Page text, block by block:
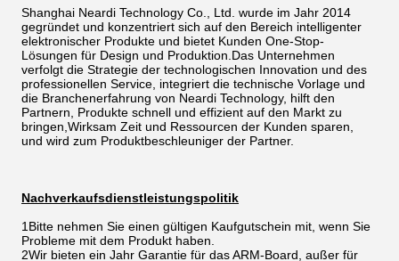
Shanghai Neardi Technology Co., Ltd. wurde im Jahr 2014
gegründet und konzentriert sich auf den Bereich intelligenter
elektronischer Produkte und bietet Kunden One-Stop-
Lösungen für Design und Produktion.Das Unternehmen
verfolgt die Strategie der technologischen Innovation und des
professionellen Service, integriert die technische Vorlage und
die Branchenerfahrung von Neardi Technology, hilft den
Partnern, Produkte schnell und effizient auf den Markt zu
bringen,Wirksam Zeit und Ressourcen der Kunden sparen,
und wird zum Produktbeschleuniger der Partner.
Nachverkaufsdienstleistungspolitik
1Bitte nehmen Sie einen gültigen Kaufgutschein mit, wenn Sie
Probleme mit dem Produkt haben.
2Wir bieten ein Jahr Garantie für das ARM-Board, außer für